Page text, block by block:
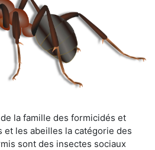
la famille des formicidés et
et les abeilles la catégorie des
sont des insectes sociaux